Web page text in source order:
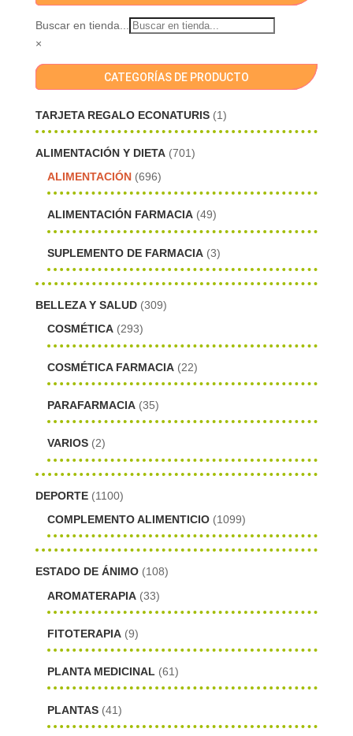
Buscar en tienda...
×
CATEGORÍAS DE PRODUCTO
TARJETA REGALO ECONATURIS (1)
ALIMENTACIÓN Y DIETA (701)
ALIMENTACIÓN (696)
ALIMENTACIÓN FARMACIA (49)
SUPLEMENTO DE FARMACIA (3)
BELLEZA Y SALUD (309)
COSMÉTICA (293)
COSMÉTICA FARMACIA (22)
PARAFARMACIA (35)
VARIOS (2)
DEPORTE (1100)
COMPLEMENTO ALIMENTICIO (1099)
ESTADO DE ÁNIMO (108)
AROMATERAPIA (33)
FITOTERAPIA (9)
PLANTA MEDICINAL (61)
PLANTAS (41)